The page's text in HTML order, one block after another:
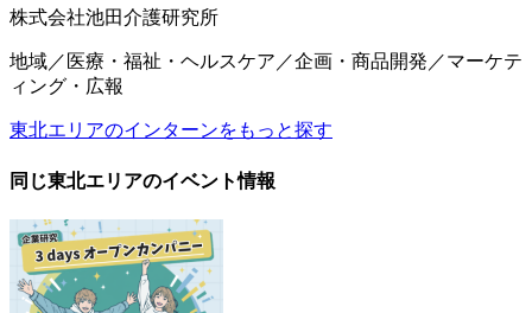
株式会社池田介護研究所
地域／医療・福祉・ヘルスケア／企画・商品開発／マーケテ
ィング・広報
東北エリアのインターンをもっと探す
同じ東北エリアのイベント情報